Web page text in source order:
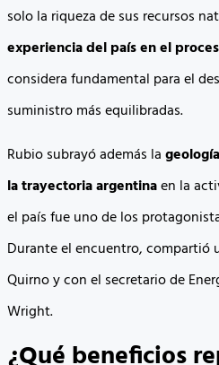
solo la riqueza de sus recursos
experiencia del país en el
considera fundamental para el
suministro más equilibradas.
Rubio subrayó además la
la trayectoria argentinaen la
el país fue uno de los
Durante el encuentro, compartió
Quirno y con el secretario de
Wright.
¿Qué beneficios